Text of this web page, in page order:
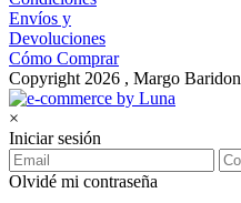
Envíos y
Devoluciones
Cómo Comprar
Copyright 2026 , Margo Baridon
×
Iniciar sesión
Olvidé mi contraseña